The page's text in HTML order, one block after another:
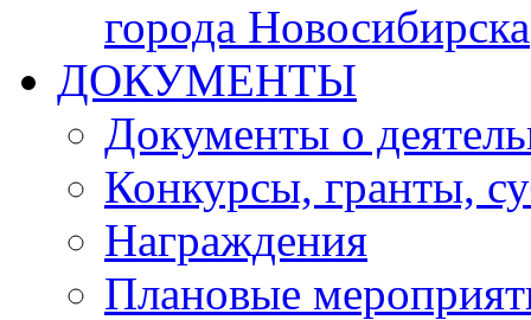
города Новосибирска
ДОКУМЕНТЫ
Документы о
Конкурсы, гранты,
Награждения
Плановые